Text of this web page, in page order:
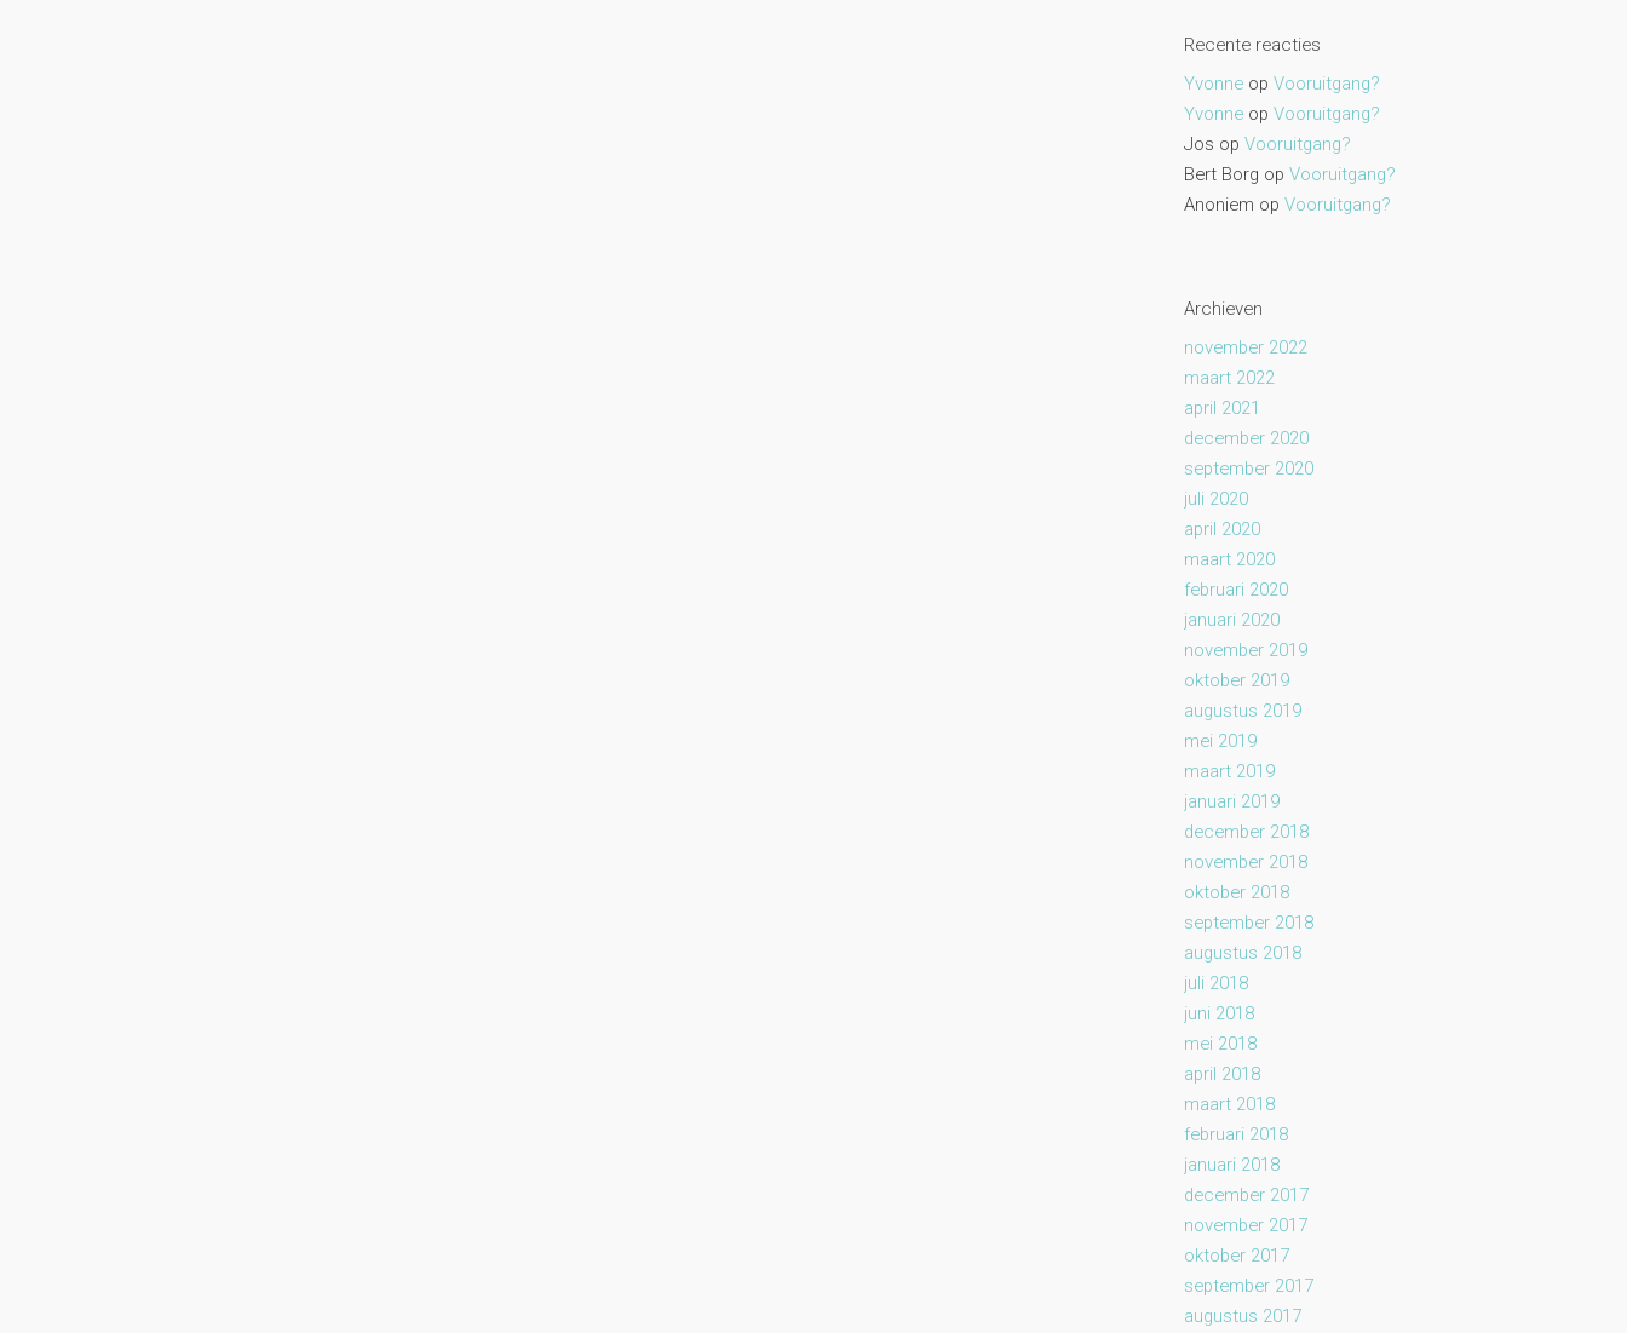
Recente reacties
Yvonne opVooruitgang?
Yvonne opVooruitgang?
Jos opVooruitgang?
Bert Borg opVooruitgang?
Anoniem opVooruitgang?
Archieven
november 2022
maart 2022
april 2021
december 2020
september 2020
juli 2020
april 2020
maart 2020
februari 2020
januari 2020
november 2019
oktober 2019
augustus 2019
mei 2019
maart 2019
januari 2019
december 2018
november 2018
oktober 2018
september 2018
augustus 2018
juli 2018
juni 2018
mei 2018
april 2018
maart 2018
februari 2018
januari 2018
december 2017
november 2017
oktober 2017
september 2017
augustus 2017